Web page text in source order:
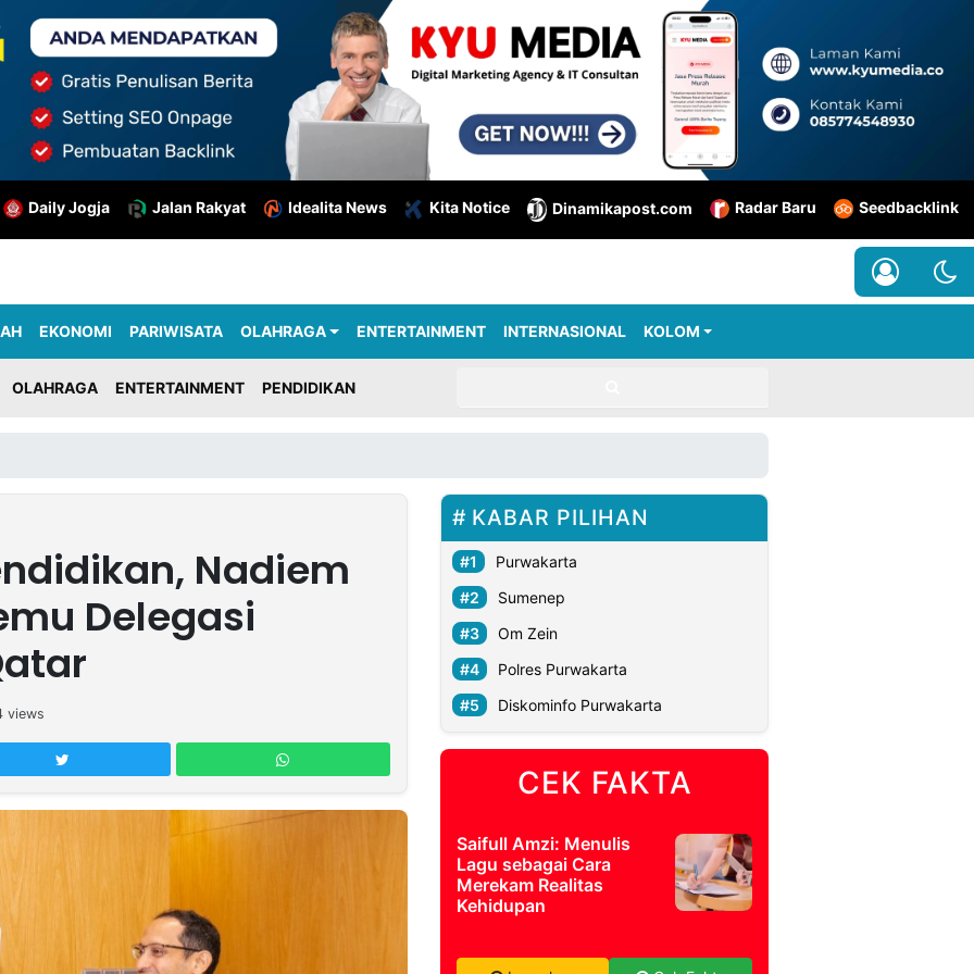
Daily Jogja Jalan Rakyat Idealita News Kita Notice Dinamikapost.com Radar Baru Seedbacklink
EKONOMI PARIWISATA OLAHRAGA ENTERTAINMENT INTERNASIONAL KOLOM
OLAHRAGA ENTERTAINMENT PENDIDIKAN
Nadiem
Delegasi
views
KABAR PILIHAN
Purwakarta
Sumenep
Om Zein
Polres Purwakarta
Diskominfo Purwakarta
CEK FAKTA
Saifull Amzi: Menulis
Lagu sebagai Cara
Merekam Realitas
Kehidupan